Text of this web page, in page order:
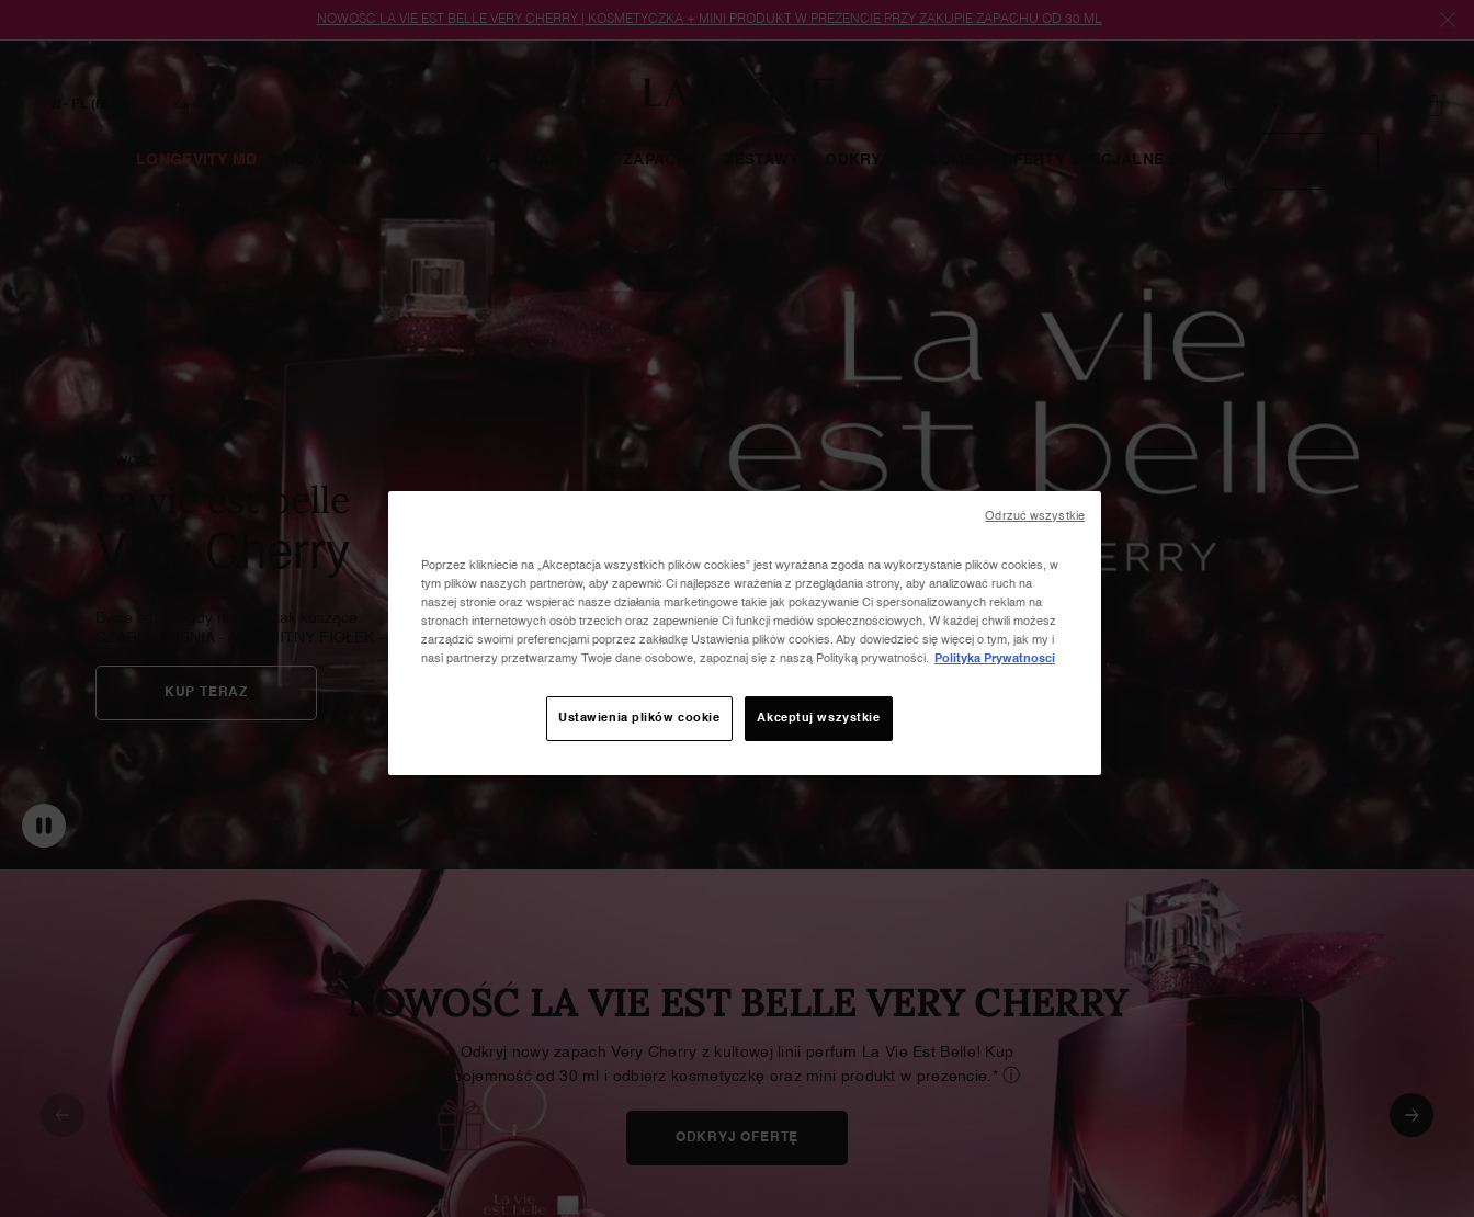
NOWOŚĆ LA VIE EST BELLE VERY CHERRY | KOSMETYCZKA + MINI PRODUKT W PREZENCIE PRZY ZAKUPIE ZAPACHU OD 30 ML
LONGEVITY MD ZAPACHY ZESTAWY ODKRYJ LANCÔME OFERTY SPECJALNE 🎁
Główna zawartość
nowość
La vie est belle
Very Cherry
Bycie sobą nigdy nie było tak kuszące.
CZARNA WIŚNIA - AKSAMITNY FIOŁEK - CIEPŁY AKORD OUDU
KUP TERAZ
NOWOŚĆ LA VIE EST BELLE VERY CHERRY
Odkryj nowy zapach Very Cherry z kultowej linii perfum La Vie Est Belle! Kup
pojemność od 30 ml i odbierz kosmetyczkę oraz mini produkt w prezencie.*ⓘ
ODKRYJ OFERTĘ
Poprzez klikniecie na „Akceptacja wszystkich plików cookies” jest wyrażana zgoda na wykorzystanie plików cookies, w
tym plików naszych partnerów, aby zapewnić Ci najlepsze wrażenia z przeglądania strony, aby analizować ruch na
naszej stronie oraz wspierać nasze działania marketingowe takie jak pokazywanie Ci spersonalizowanych reklam na
stronach internetowych osób trzecich oraz zapewnienie Ci funkcji mediów społecznościowych. W każdej chwili możesz
zarządzić swoimi preferencjami poprzez zakładkę Ustawienia plików cookies. Aby dowiedzieć się więcej o tym, jak my i
nasi partnerzy przetwarzamy Twoje dane osobowe, zapoznaj się z naszą Polityką prywatności.
Polityka Prywatnosci
Ustawienia plików cookie Akceptuj wszystkie
Odrzuć wszystkie